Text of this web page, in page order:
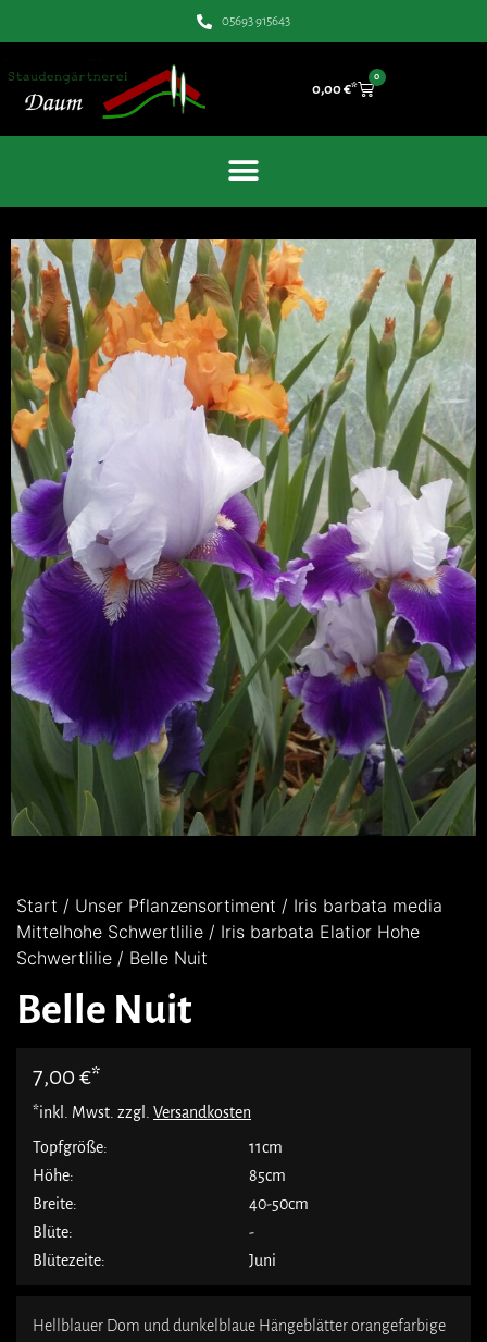
05693 915643
0,00€
0
Start / Unser Pflanzensortiment / Iris barbata media
Mittelhohe Schwertlilie / Iris barbata Elatior Hohe
Schwertlilie / Belle Nuit
Belle Nuit
7,00 €
*inkl. Mwst. zzgl. Versandkosten
Topfgröße:
11cm
Höhe:
85cm
Breite:
40-50cm
Blüte:
-
Blütezeite:
Juni
Hellblauer Dom und dunkelblaue Hängeblätter orangefarbige